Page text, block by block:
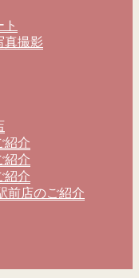
真撮影
紹介
紹介
紹介
前店のご紹介